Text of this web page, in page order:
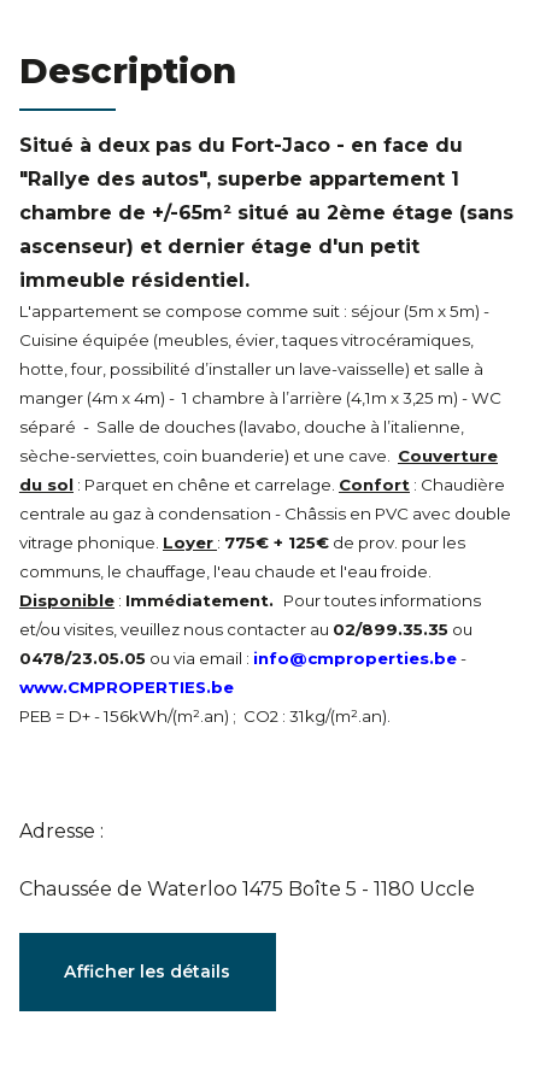
Description
Situé à deux pas du Fort-Jaco - en face du
"Rallye des autos", superbe appartement 1
chambre de +/-65m² situé au 2ème étage (sans
ascenseur) et dernier étage d'un petit
immeuble résidentiel.
L'appartement se compose comme suit : séjour (5m x 5m) -
Cuisine équipée (meubles, évier, taques vitrocéramiques,
hotte, four, possibilité d’installer un lave-vaisselle) et salle à
manger (4m x 4m) - 1 chambre à l’arrière (4,1m x 3,25 m) -WC
séparé - Salle de douches (lavabo, douche à l’italienne,
sèche-serviettes, coin buanderie) et une cave
Couverture
du sol : Parquet en chêne et carrelage. Confort : Chaudière
centrale au gaz à condensation - Châssis en PVC avec double
vitrage phonique. Loyer : 775€ + 125€ de prov. pour les
communs, le chauffage, l'eau chaude et l'eau froide.
Disponible : Immédiatement. Pour toutes informations
et/ou visites, veuillez nous contacter au 02/899.35.35 ou
0478/23.05.05 ou via email : info@cmproperties.be-
www.CMPROPERTIES.be
PEB = D+ - 156kWh/(m².an) ; CO2 : 31kg/(m².an).
Adresse :
Chaussée de Waterloo 1475 Boîte 5 - 1180 Uccle
Caractéristiques
Afficher les détails